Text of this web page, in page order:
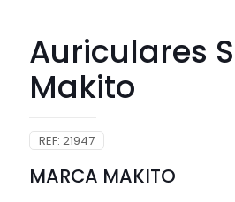
Auriculares
Makito
REF: 21947
MARCA MAKITO